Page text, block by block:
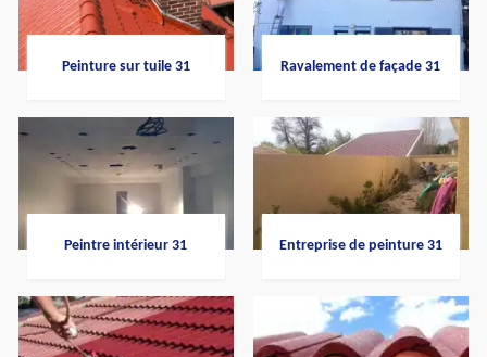
Peinture sur tuile 31 Ravalement de façade 31
Peintre intérieur 31 Entreprise de peinture 31